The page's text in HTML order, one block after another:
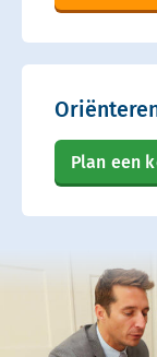
Plan een